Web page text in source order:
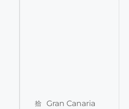
Gran Canaria